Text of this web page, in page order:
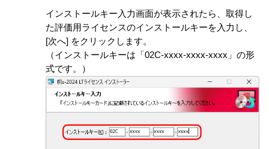
インストールキー入力画面が表示されたら、取得し
た評価用ライセンスのインストールキーを入力し、
[次へ] をクリックします。
（インストールキーは「02C-xxxx-xxxx-xxxx」の形
式です。）